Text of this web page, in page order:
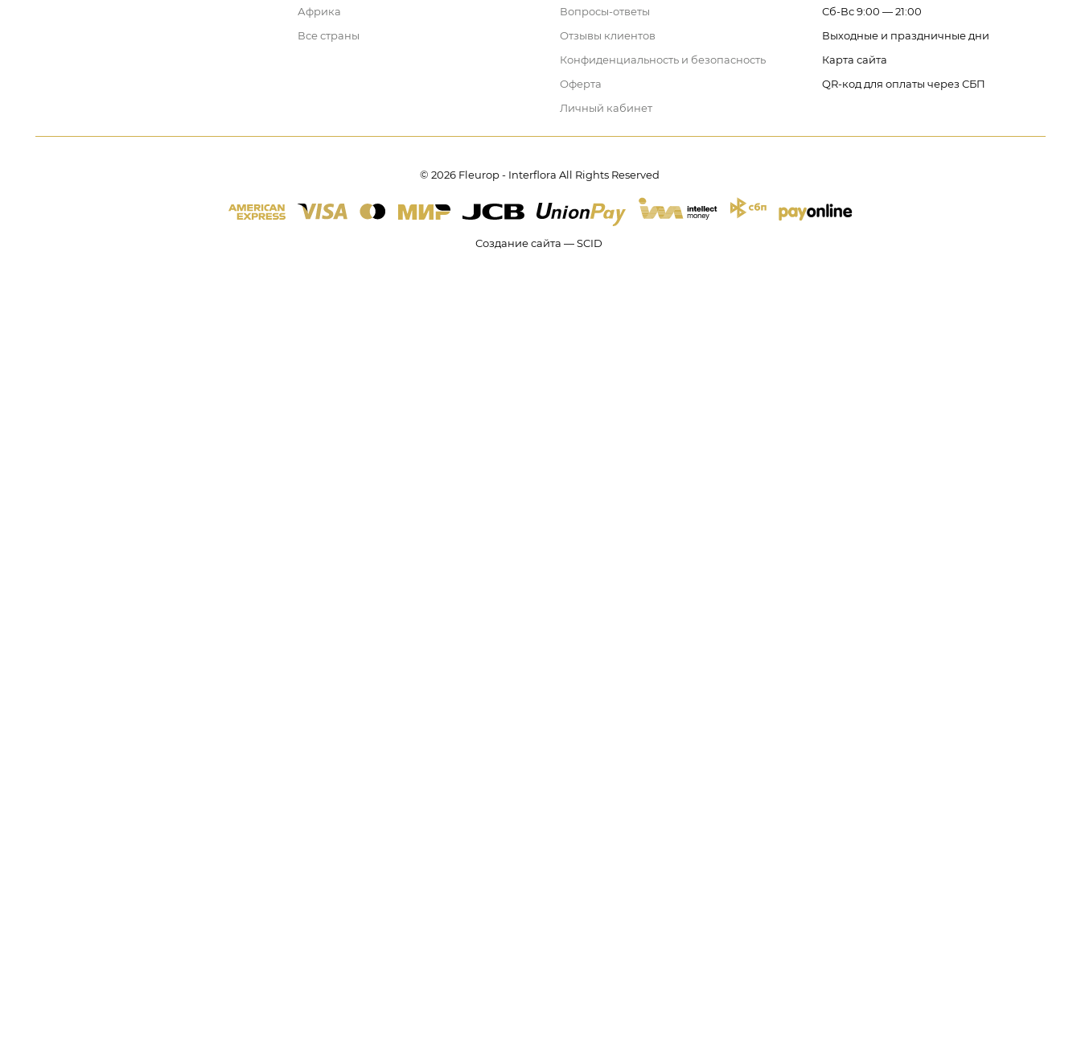
Африка
Все страны
Вопросы-ответы
Отзывы клиентов
Конфиденциальность и безопасность
Оферта
Личный кабинет
Сб-Вс 9:00 — 21:00
Выходные и праздничные дни
Карта сайта
QR-код для оплаты через СБП
© 2026 Fleurop - Interflora All Rights Reserved
Создание сайта — SCID